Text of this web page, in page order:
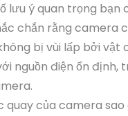
lưu ý quan trọng bạn
chắn rằng camera
bị vùi lấp bởi vật
nguồn điện ổn
quay của camera